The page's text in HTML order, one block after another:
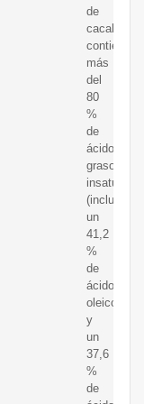
de
cacahuete
contiene
más
del
80
%
de
ácidos
grasos
un
41,2
%
de
ácido
oleico
y
un
37,6
%
de